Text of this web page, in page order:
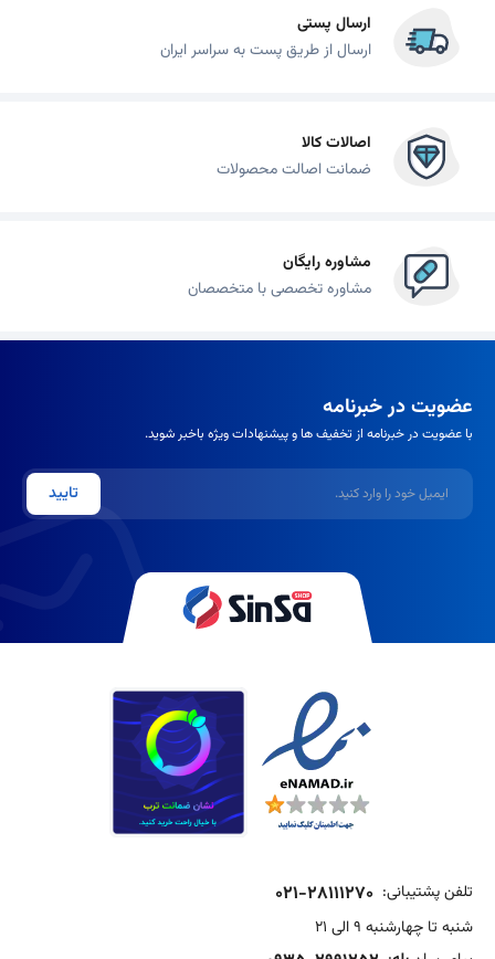
ارسال پستی
ارسال از طریق پست به سراسر ایران
اصالات کالا
ضمانت اصالت محصولات
مشاوره رایگان
مشاوره تخصصی با متخصصان
عضویت در خبرنامه
با عضویت در خبرنامه از تخفیف ها و پیشنهادات ویژه باخبر شوید.
ایمیل
تایید
تلفن پشتیبانی: 021-28111270
شنبه تا چهارشنبه 9 الی 21